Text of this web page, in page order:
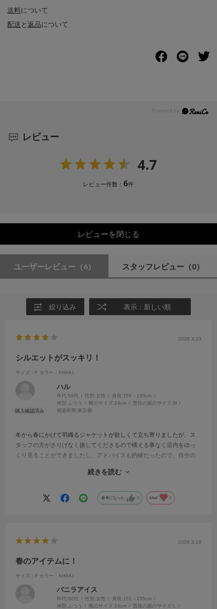
送料について
配送と返品について
レビュー
4.7
レビュー件数：6件
レビューを閉じる
ユーザーレビュー （6） スタッフレビュー （0）
絞り込み 表示：新しい順
2026.3.23
シルエットがスッキリ！
サイズ：F カラー：KHAKI
ハル
年代:50代 性別:女性 身長:156～160cm
体型: ふつう 靴のサイズ:24cm 普段の服のサイズ:M
都道府県:東京都
冬から春にかけて羽織るジャケットが欲しくて立ち寄りましたが、ス
タッフの方がさりげなく接してくださるので構える事なく店内をゆっ
くり見ることができましたし、アドバイスも的確だったので、自分の
ハリのある生地なので、シワにならず、シルエットもスッキリしてい
買い物ができました。
続きを読む
参考になった 0 Like! 0
2026.3.18
春のアイテムに！
サイズ：F カラー：KHAKI
バニラアイス
年代:50代 性別:女性 身長:151～155cm
体型: ふつう 靴のサイズ:24cm 普段の服のサイズ:L